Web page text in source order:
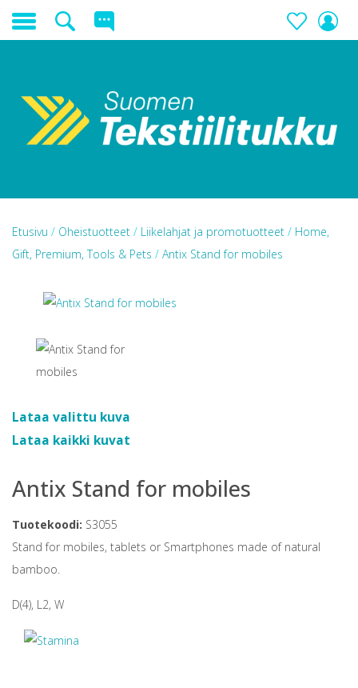
Etusivu / Oheistuotteet / Liikelahjat ja promotuotteet / Home,
Gift, Premium, Tools & Pets / Antix Stand for mobiles
Lataa valittu kuva
Lataa kaikki kuvat
Antix Stand for mobiles
Tuotekoodi: S3055
Stand for mobiles, tablets or Smartphones made of natural
bamboo.
D(4), L2, W